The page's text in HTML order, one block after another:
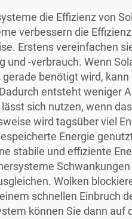
die Effizienz von
verbessern die
Erstens vereinfachen
und -verbrauch. Wenn
gerade benötigt wird,
entsteht weniger
sich nutzen, wenn
wird tagsüber viel
Energie
stabile und effiziente
Wolken
schnellen Einbruch
können Sie dann auf